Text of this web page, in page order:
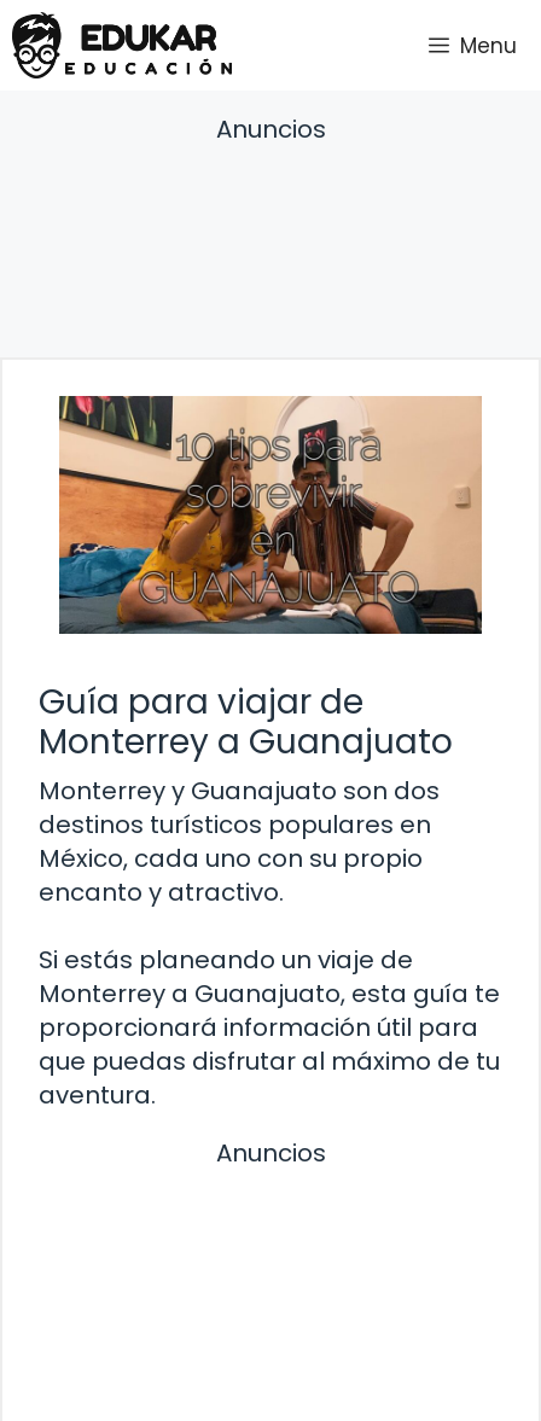
Saltar
al
contenido
Menu
Anuncios
Guía para viajar de
Monterrey a Guanajuato
Monterrey y Guanajuato son dos
destinos turísticos populares en
México, cada uno con su propio
encanto y atractivo.
Si estás planeando un viaje de
Monterrey a Guanajuato, esta guía te
proporcionará información útil para
que puedas disfrutar al máximo de tu
aventura.
Anuncios